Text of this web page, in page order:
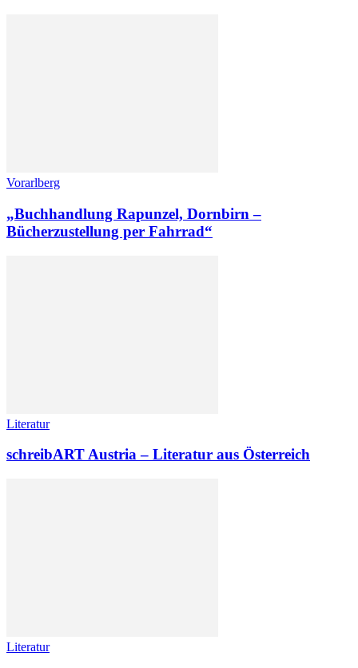
Vorarlberg
„Buchhandlung Rapunzel, Dornbirn –
Bücherzustellung per Fahrrad“
Literatur
schreibART Austria – Literatur aus Österreich
Literatur